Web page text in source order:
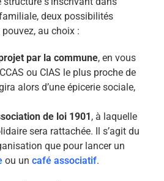
deux possibilités
au choix :
par la commune, en vous
ou CIAS le plus proche de
alors d’une épicerie sociale,
de loi 1901, à laquelle
sera rattachée. Il s’agit du
que pour lancer un
ou un café associatif.